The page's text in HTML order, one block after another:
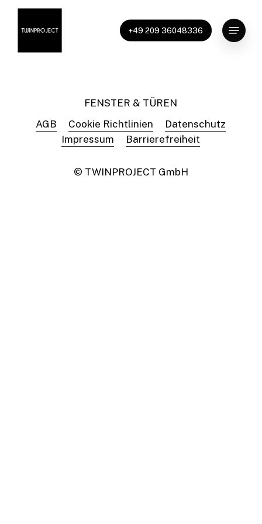
Skip
content
+49 209 36048336
Menu
FENSTER & TÜREN
AGB
Cookie Richtlinien
Datenschutz
Impressum
Barrierefreiheit
© TWINPROJECT GmbH